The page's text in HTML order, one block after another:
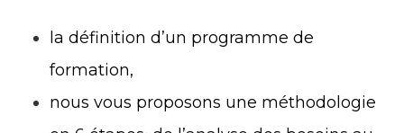
la définition d’un programme de
formation,
nous vous proposons une méthodologie